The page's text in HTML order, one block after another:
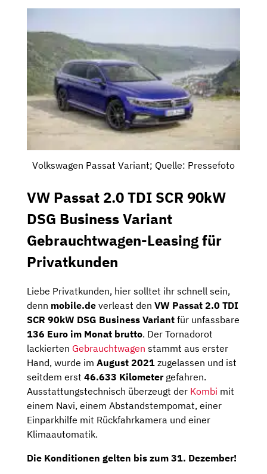
Volkswagen Passat Variant; Quelle: Pressefoto
VW Passat 2.0 TDI SCR 90kW
DSG Business Variant
Gebrauchtwagen-Leasing für
Privatkunden
Liebe Privatkunden, hier solltet ihr schnell sein,
denn mobile.de verleast den VW Passat 2.0 TDI
SCR 90kW DSG Business Variant für unfassbare
136 Euro im Monat brutto. Der Tornadorot
lackierten Gebrauchtwagen stammt aus erster
Hand, wurde im August 2021 zugelassen und ist
seitdem erst 46.633 Kilometer gefahren.
Ausstattungstechnisch überzeugt der Kombi mit
einem Navi, einem Abstandstempomat, einer
Einparkhilfe mit Rückfahrkamera und einer
Klimaautomatik.
Die Konditionen gelten bis zum 31. Dezember!